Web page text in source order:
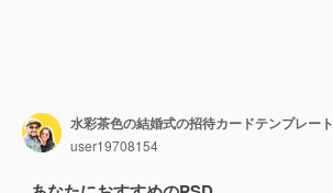
水彩茶色の結婚式の招待カードテンプレート
user19708154